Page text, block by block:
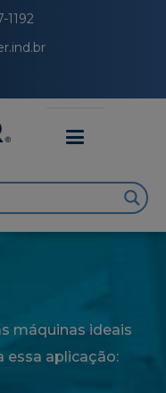
1192
máquinas ideais
essa aplicação: